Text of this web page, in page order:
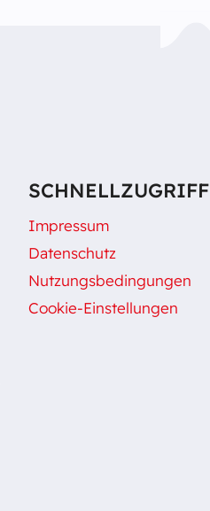
SCHNELLZUGRIFF
Impressum
Datenschutz
Nutzungsbedingungen
Cookie-Einstellungen